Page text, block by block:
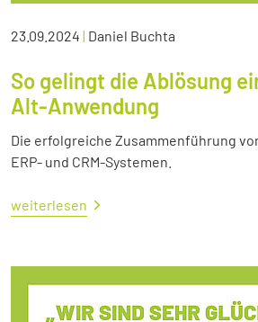
23.09.2024 | Daniel Buchta
So gelingt die Ablösung
Alt-Anwendung
Die erfolgreiche Zusammenführung
ERP- und CRM-Systemen.
weiterlesen